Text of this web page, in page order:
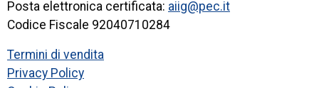
Posta elettronica certificata: aiig@pec.it
Codice Fiscale 92040710284
Termini di vendita
Privacy Policy